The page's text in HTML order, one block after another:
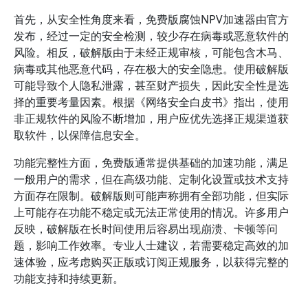
首先，从安全性角度来看，免费版腐蚀NPV加速器由官方
发布，经过一定的安全检测，较少存在病毒或恶意软件的
风险。相反，破解版由于未经正规审核，可能包含木马、
病毒或其他恶意代码，存在极大的安全隐患。使用破解版
可能导致个人隐私泄露，甚至财产损失，因此安全性是选
择的重要考量因素。根据《网络安全白皮书》指出，使用
非正规软件的风险不断增加，用户应优先选择正规渠道获
取软件，以保障信息安全。
功能完整性方面，免费版通常提供基础的加速功能，满足
一般用户的需求，但在高级功能、定制化设置或技术支持
方面存在限制。破解版则可能声称拥有全部功能，但实际
上可能存在功能不稳定或无法正常使用的情况。许多用户
反映，破解版在长时间使用后容易出现崩溃、卡顿等问
题，影响工作效率。专业人士建议，若需要稳定高效的加
速体验，应考虑购买正版或订阅正规服务，以获得完整的
功能支持和持续更新。